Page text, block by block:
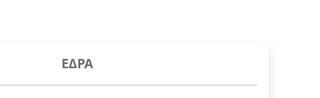
ΕΔΡΑ